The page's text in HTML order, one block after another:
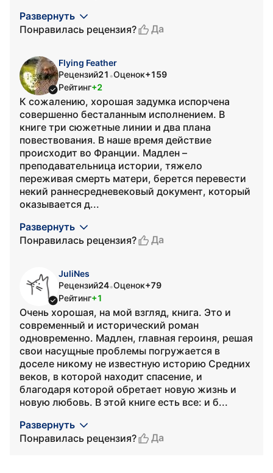
Развернуть
Понравилась рецензия?
Да
Flying Feather
Рецензий21 •Оценок+159
Рейтинг+2
К сожалению, хорошая задумка испорчена
совершенно бесталанным исполнением. В
книге три сюжетные линии и два плана
повествования. В наше время действие
происходит во Франции. Мадлен –
преподавательница истории, тяжело
переживая смерть матери, берется перевести
некий раннесредневековый документ, который
оказывается д...
Развернуть
Понравилась рецензия?
Да
JuliNes
Рецензий24•Оценок+79
Рейтинг+1
Очень хорошая, на мой взгляд, книга. Это и
современный и исторический роман
одновременно. Мадлен, главная героиня, решая
свои насущные проблемы погружается в
доселе никому не известную историю Средних
веков, в которой находит спасение, и
благодаря которой обретает новую жизнь и
новую любовь. В этой книге есть все: и б...
Развернуть
Понравилась рецензия?
Да